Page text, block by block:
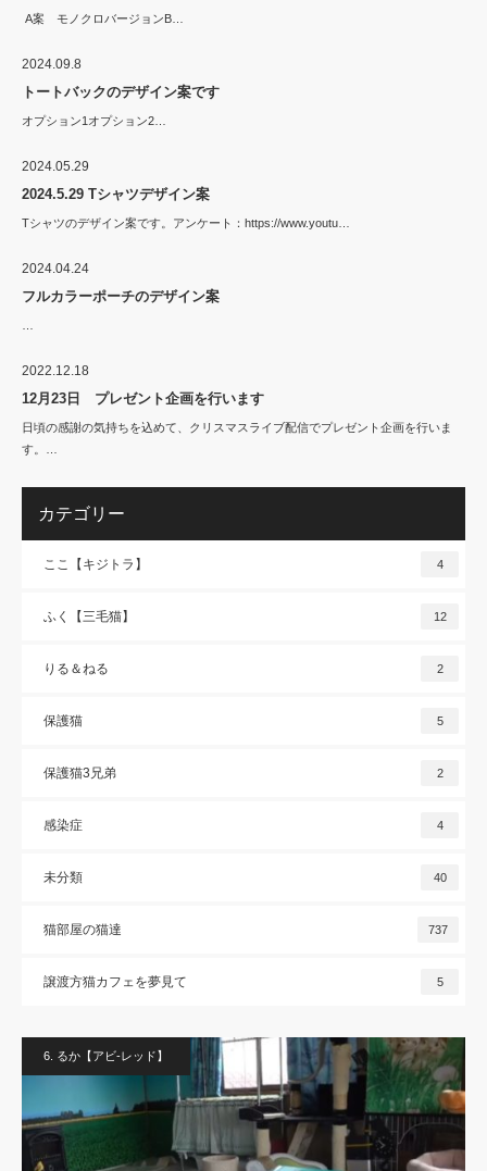
A案 モノクロバージョンB…
2024.09.8
トートバックのデザイン案です
オプション1オプション2…
2024.05.29
2024.5.29 Tシャツデザイン案
Tシャツのデザイン案です。アンケート：https://www.youtu…
2024.04.24
フルカラーポーチのデザイン案
2022.12.18
12月23日 プレゼント企画を行います
日頃の感謝の気持ちを込めて、クリスマスライブ配信でプレゼント企画を行いま
す。…
カテゴリー
ここ【キジトラ】 4
ふく【三毛猫】 12
りる＆ねる 2
保護猫 5
保護猫3兄弟 2
感染症 4
未分類 40
猫部屋の猫達 737
譲渡方猫カフェを夢見て 5
6. るか【アビ-レッド】